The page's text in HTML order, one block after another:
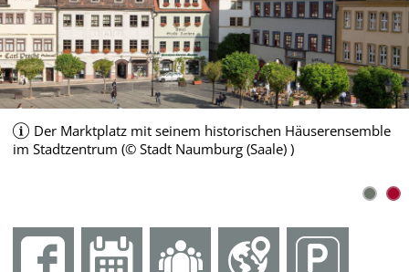
Der Marktplatz mit seinem historischen Häuserensemble
im Stadtzentrum (© Stadt Naumburg (Saale) )